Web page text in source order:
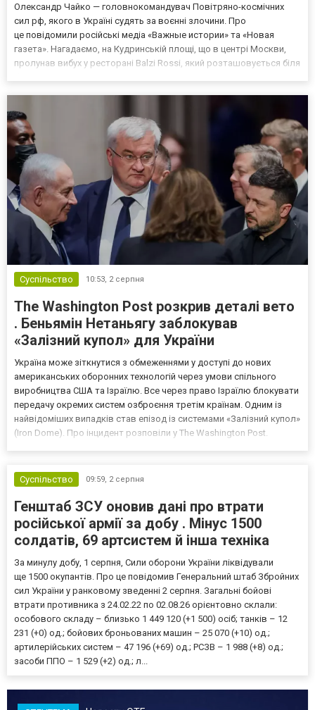
Олександр Чайко — головнокомандувач Повітряно-космічних
сил рф, якого в Україні судять за воєнні злочини. Про
це повідомили російські медіа «Важные истории» та «Новая
газета». Нагадаємо, на Кудринській площі, що в центрі Москви,
пролунав вибух у ресторані Balzi Rossi, який розташовується біля
Суспільство 10:53, 2 серпня
The Washington Post розкрив деталі вето
. Беньямін Нетаньягу заблокував
«Залізний купол» для України
Україна може зіткнутися з обмеженнями у доступі до нових
американських оборонних технологій через умови спільного
виробництва США та Ізраїлю. Все через право Ізраїлю блокувати
передачу окремих систем озброєння третім країнам. Одним із
найвідоміших випадків став епізод із системами «Залізний купол»
(Iron Dome). Про інцидент розповіли у The Washington Post.
Суспільство
09:59, 2 серпня
Генштаб ЗСУ оновив дані про втрати
російської армії за добу . Мінус 1500
солдатів, 69 артсистем й інша техніка
За минулу добу, 1 серпня, Сили оборони України ліквідували
ще 1500 окупантів. Про це повідомив Генеральний штаб Збройних
сил України у ранковому зведенні 2 серпня. Загальні бойові
втрати противника з 24.02.22 по 02.08.26 орієнтовно склали:
особового складу – близько 1 449 120 (+1 500) осіб; танків – 12
231 (+0) од.; бойових броньованих машин – 25 070 (+10) од.;
артилерійських систем – 47 196 (+69) од.; РСЗВ – 1 988 (+8) од.;
засоби ППО – 1 529 (+2) од.; л...